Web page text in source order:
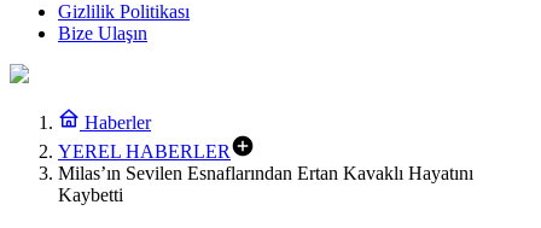
Gizlilik Politikası
Bize Ulaşın
Haberler
YEREL HABERLER
Milas’ın Sevilen Esnaflarından Ertan Kavaklı Hayatını
Kaybetti